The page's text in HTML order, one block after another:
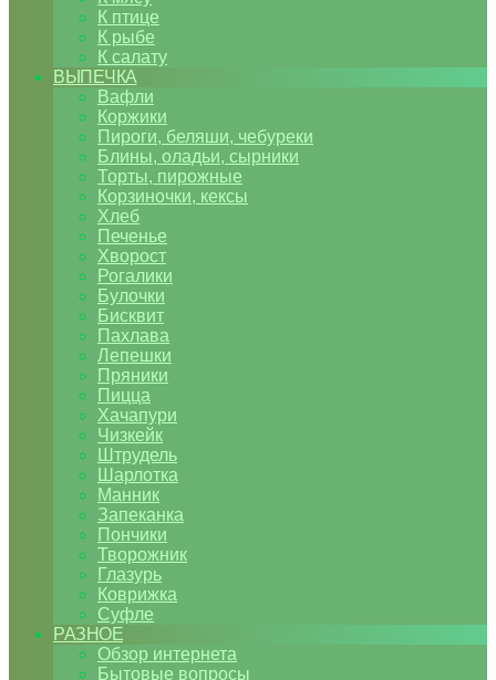
К птице
К рыбе
К салату
ВЫПЕЧКА
Вафли
Коржики
Пироги, беляши, чебуреки
Блины, оладьи, сырники
Торты, пирожные
Корзиночки, кексы
Хлеб
Печенье
Хворост
Рогалики
Булочки
Бисквит
Пахлава
Лепешки
Пряники
Пицца
Хачапури
Чизкейк
Штрудель
Шарлотка
Манник
Запеканка
Пончики
Творожник
Глазурь
Коврижка
Суфле
РАЗНОЕ
Обзор интернета
Бытовые вопросы